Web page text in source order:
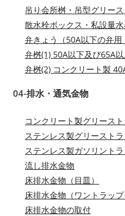
吊り会所桝・吊型グリー
散水栓ボックス・私設量
弁きょう（50A以下の弁用
弁桝(1) 50A以下及び65A
弁桝(2) コンクリート製
04-排水・通気金物
コンクリート製グリース
ステンレス製グリースト
ステンレス製ガソリント
流し排水金物
床排水金物（目皿）
床排水金物（ワントラップ
床排水金物の取付